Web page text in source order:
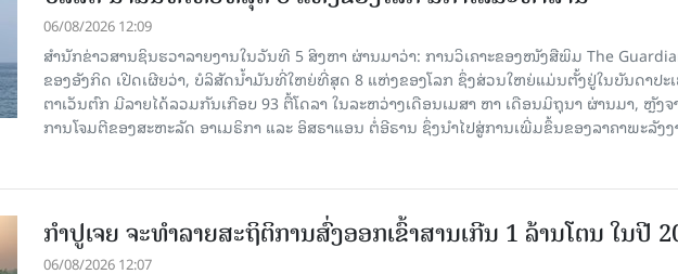
06/08/2026 12:09
ສຳນັກຂ່າວສານຊິນຮວາລາຍງານໃນວັນທີ 5 ສິງຫາ ຜ່ານມາວ່າ: ການວິເຄາະຂອງໜັງສືພິມ The
ຂອງອັງກິດ ເປີດເຜີຍວ່າ, ບໍລິສັດນ້ຳມັນທີ່ໃຫຍ່ທີ່ສຸດ 8 ແຫ່ງຂອງໂລກ ຊຶ່ງສ່ວນໃຫຍ່ແມ່ນຕັ້ງຢູ່ໃນບັນດາປະ
ຕາເວັນຕົກ ມີລາຍໄດ້ລວມກັນເກືອບ 93 ຕື້ໂດລາ ໃນລະຫວ່າງເດືອນເມສາ ຫາ ເດືອນມິຖຸນາ ຜ່ານມາ, ຫຼັງຈ
ການໂຈມຕີຂອງສະຫະລັດ ອາເມຣິກາ ແລະ ອິສຣາແອນ ຕໍ່ອີຣານ ຊຶ່ງນຳໄປສູ່ການເພີ່ມຂຶ້ນຂອງລາຄາພະລັງງ
ກຳປູເຈຍ ຈະທຳລາຍສະຖິຕິການສົ່ງອອກເຂົ້າສານເກີນ 1 ລ້ານໂຕນ ໃນປີ
06/08/2026 12:07